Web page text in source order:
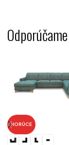
Odporúčame
HORÚCE